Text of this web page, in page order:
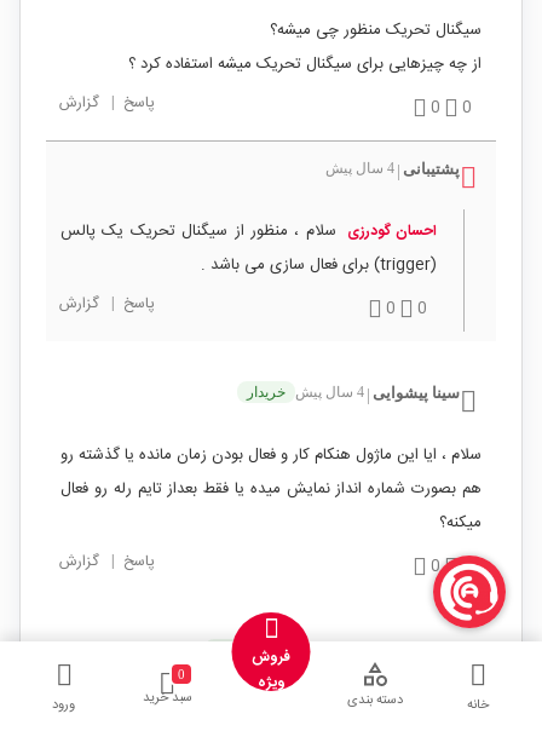
سیگنال تحریک منظور چی میشه؟
از چه چیزهایی برای سیگنال تحریک میشه استفاده کرد ؟
0
0 پاسخ | گزارش
پشتیبانی 4 سال پیش
احسان گودرزی سلام ، منظور از سیگنال تحریک یک پالس
(trigger) برای فعال سازی می باشد .
0
0 پاسخ | گزارش
سینا پیشوایی 4 سال پیش خریدار
سلام ، ایا این ماژول هنکام کار و فعال بودن زمان مانده یا گذشته رو
هم بصورت شماره انداز نمایش میده یا فقط بعداز تایم رله رو فعال
میکنه؟
2
0 پاسخ | گزارش
خریدار
با سلام بنده این ماژول گرفتم اما رله اون برای کاری که میخوام
خانه دسته بندی
فروش
ویژه
0
سبد خرید ورود